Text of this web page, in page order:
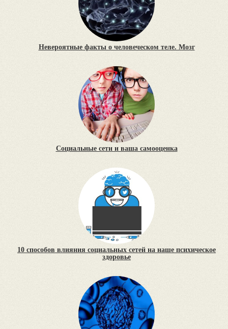
Невероятные факты о человеческом теле. Мозг
Социальные сети и ваша самооценка
10 способов влияния социальных сетей на наше психическое
здоровье